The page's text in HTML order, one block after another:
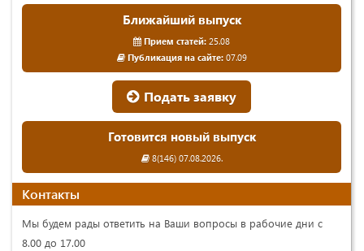
Ближайший выпуск
Прием статей: 25.08
Публикация на сайте:07.09
Подать заявку
Готовится новый выпуск
8(146) 07.08.2026.
Контакты
Мы будем рады ответить на Ваши вопросы в рабочие дни с
8.00 до 17.00